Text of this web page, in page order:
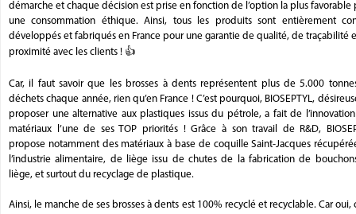
démarche et chaque décision est prise en fonction de l’option la plus favorable
une consommation éthique. Ainsi, tous les produits sont entièrement
développés et fabriqués en France pour une garantie de qualité, de traçabilité
proximité avec les clients ! 👍
Car, il faut savoir que les brosses à dents représentent plus de 5.000
déchets chaque année, rien qu’en France ! C’est pourquoi, BIOSEPTYL,
proposer une alternative aux plastiques issus du pétrole, a fait de
matériaux l’une de ses TOP priorités ! Grâce à son travail de R&D,
propose notamment des matériaux à base de coquille Saint-Jacques
l’industrie alimentaire, de liège issu de chutes de la fabrication de
liège, et surtout du recyclage de plastique.
Ainsi, le manche de ses brosses à dents est 100% recyclé et recyclable. Car oui,